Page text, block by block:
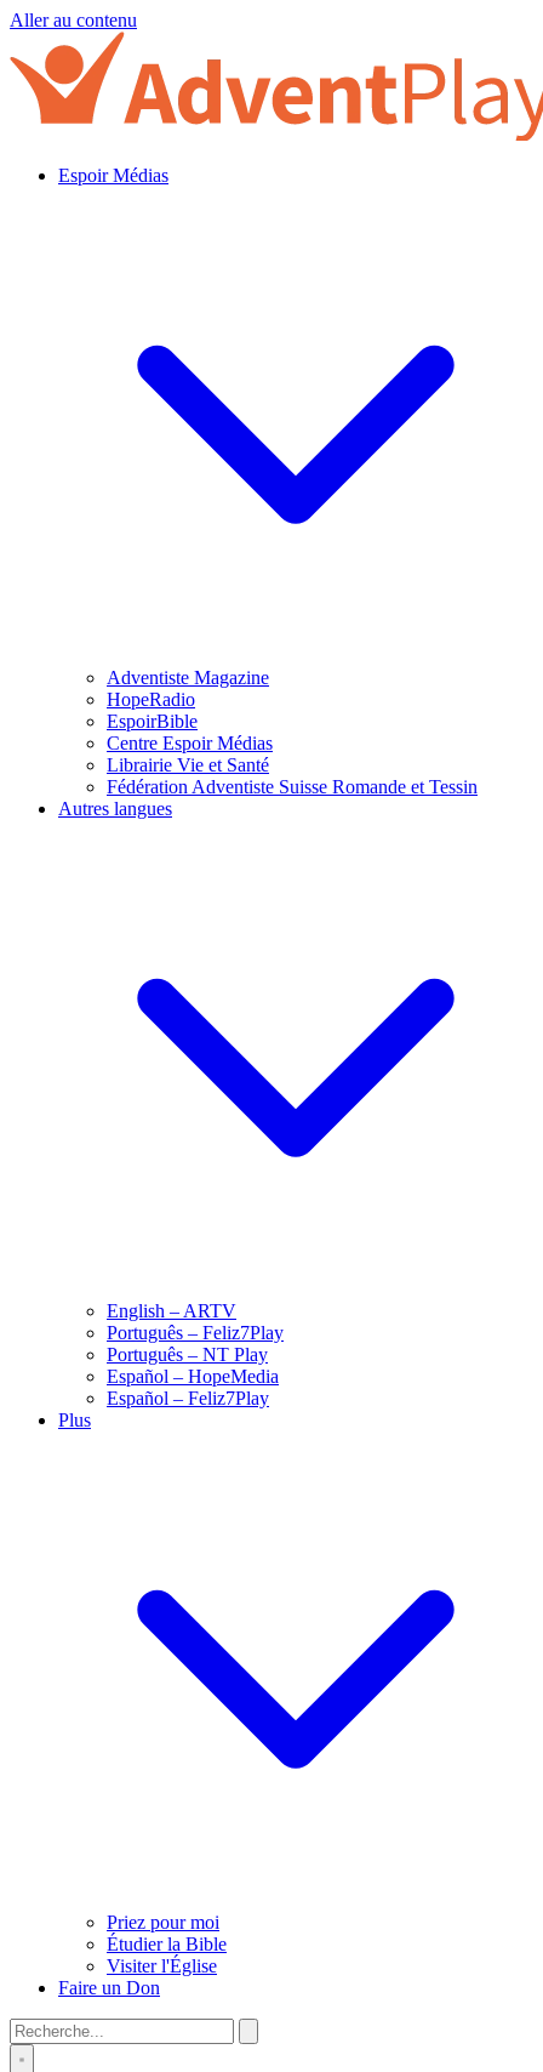
Aller au contenu
Espoir Médias
Adventiste Magazine
HopeRadio
EspoirBible
Centre Espoir Médias
Librairie Vie et Santé
Fédération Adventiste Suisse Romande et Tessin
Autres langues
English – ARTV
Português – Feliz7Play
Português – NT Play
Español – HopeMedia
Español – Feliz7Play
Plus
Priez pour moi
Étudier la Bible
Visiter l'Église
Faire un Don